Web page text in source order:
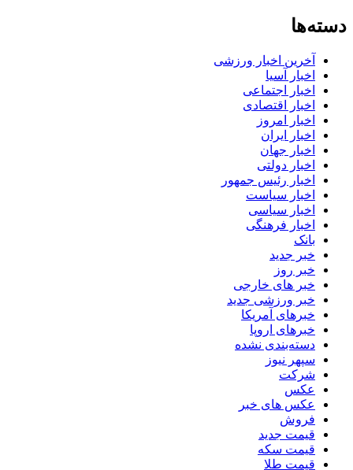
دسته‌ها
آخرین اخبار ورزشی
اخبار آسیا
اخبار اجتماعی
اخبار اقتصادی
اخبار امروز
اخبار ایران
اخبار جهان
اخبار دولتی
اخبار رئیس جمهور
اخبار سیاست
اخبار سیاسی
اخبار فرهنگی
بانک
خبر جدید
خبر روز
خبر های خارجی
خبر ورزشی جدید
خبرهای آمریکا
خبرهای اروپا
دسته‌بندی نشده
سپهر نیوز
شرکت
عکس
عکس های خبر
فروش
قیمت جدید
قیمت سکه
قیمت طلا